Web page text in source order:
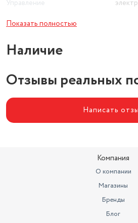
Управление
Материал корпуса
Глубина
16 см
Длина сетевого шнура
1.2 м
Материал емкости
стекло
Показать полностью
Наличие
Отзывы реальных
Написать
Компания
О компании
Магазины
Бренды
Блог